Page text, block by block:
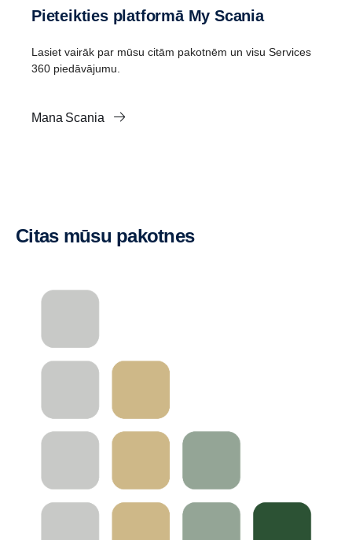
Pieteikties platformā My Scania
Lasiet vairāk par mūsu citām pakotnēm un visu Services
360 piedāvājumu.
Mana Scania
Citas mūsu pakotnes